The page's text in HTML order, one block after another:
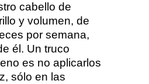
cabello de
y volumen, de
por semana,
él. Un truco
es no aplicarlos
sólo en las